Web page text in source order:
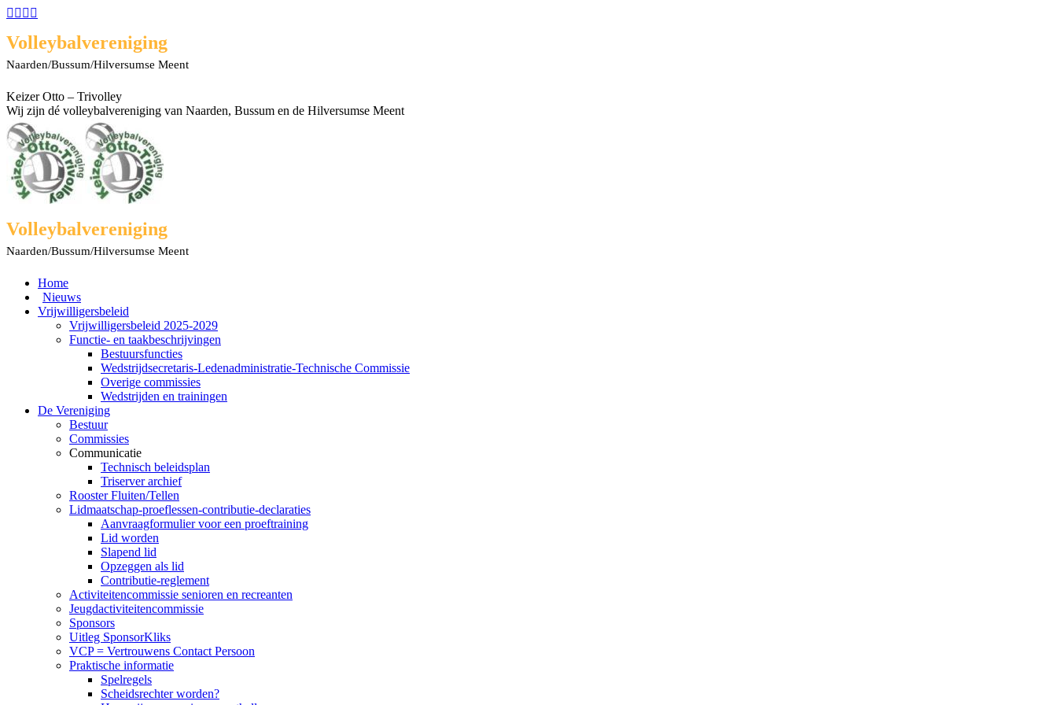
Spring
content
Facebook
opens
new
X
opens
new
Rss
opens
new
opens
new
Volleybalvereniging
Naarden/Bussum/Hilversumse Meent
Keizer Otto – Trivolley
Wij zijn dé volleybalvereniging van Naarden, Bussum en de Hilversumse Meent
Volleybalvereniging
Naarden/Bussum/Hilversumse Meent
Home
Nieuws
Vrijwilligersbeleid
Vrijwilligersbeleid 2025-2029
Functie- en taakbeschrijvingen
Bestuursfuncties
Wedstrijdsecretaris-Ledenadministratie-Technische Commissie
Overige commissies
Wedstrijden en trainingen
De Vereniging
Bestuur
Commissies
Communicatie
Technisch beleidsplan
Triserver archief
Rooster Fluiten/Tellen
Lidmaatschap-proeflessen-contributie-declaraties
Aanvraagformulier voor een proeftraining
Lid worden
Slapend lid
Opzeggen als lid
Contributie-reglement
Activiteitencommissie senioren en recreanten
Jeugdactiviteitencommissie
Sponsors
Uitleg SponsorKliks
VCP = Vertrouwens Contact Persoon
Praktische informatie
Spelregels
Scheidsrechter worden?